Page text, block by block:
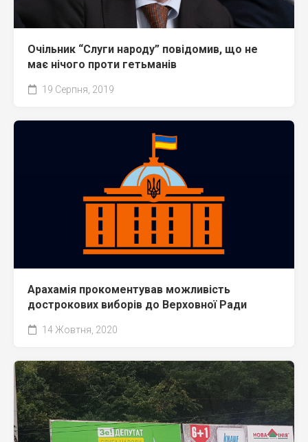
Очільник “Слуги народу” повідомив, що не
має нічого проти гетьманів
19 Серпня, 2019
Арахамія прокоментував можливість
дострокових виборів до Верховної Ради
14 Жовтня, 2020